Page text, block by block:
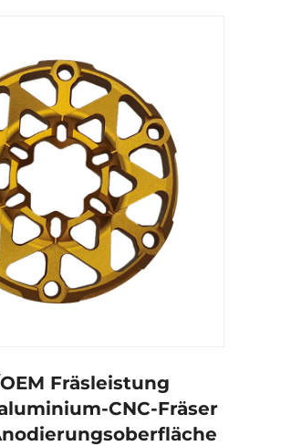
Fräsleistung
CNC-Fräser